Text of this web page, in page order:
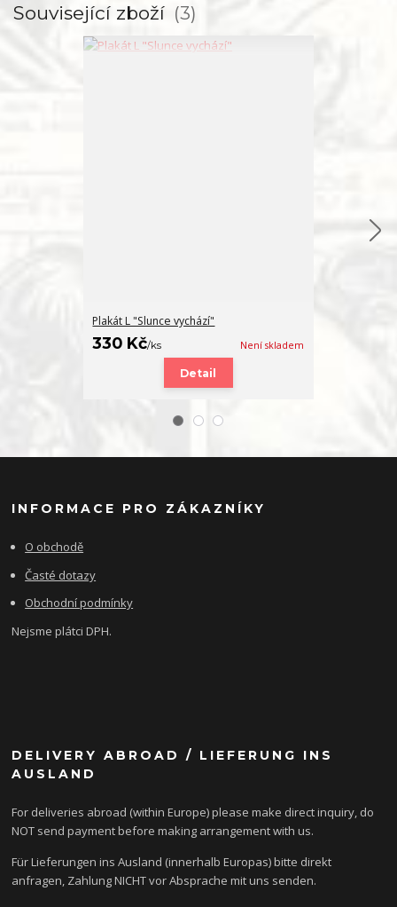
Související zboží 3
Plakát L "Slunce vychází"
330 Kč/ks Není skladem
Detail
INFORMACE PRO ZÁKAZNÍKY
O obchodě
Časté dotazy
Obchodní podmínky
Nejsme plátci DPH.
DELIVERY ABROAD / LIEFERUNG INS
AUSLAND
For deliveries abroad (within Europe) please make direct inquiry, do
NOT send payment before making arrangement with us.
Für Lieferungen ins Ausland (innerhalb Europas) bitte direkt
anfragen, Zahlung NICHT vor Absprache mit uns senden.